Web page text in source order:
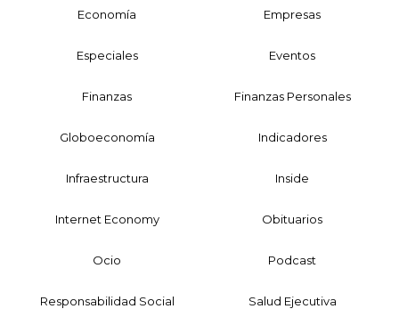
Economía Empresas
Especiales Eventos
Finanzas Finanzas Personales
Globoeconomía Indicadores
Infraestructura Inside
Internet Economy Obituarios
Ocio Podcast
Responsabilidad Social Salud Ejecutiva